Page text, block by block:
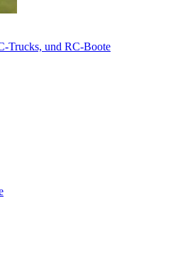
Trucks, und RC-Boote